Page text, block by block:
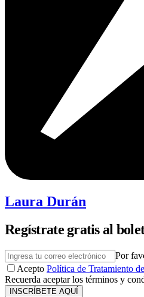
Laura Durán
Regístrate gratis al
Por
Acepto Política de Tratamiento
Recuerda aceptar los términos y
INSCRÍBETE AQUÍ